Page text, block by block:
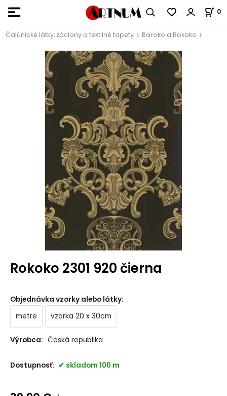
0
Čalúnické látky, záclony a textilné tapety Baroko a Rokoko
Rokoko 2301 920 čierna
Objednávka vzorky alebo látky:
metre
vzorka 20 x 30cm
Výrobca: Česká republika
Dostupnosť: skladom 100 m